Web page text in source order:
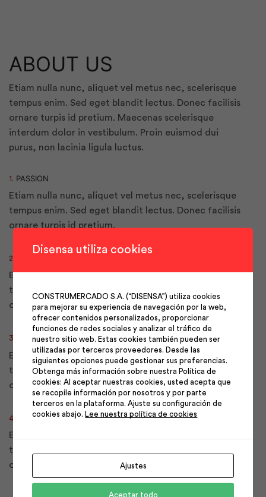
ABOUT US
Etiam nulla nunc, aliquet vel metus nec, scelerisque
tempus enim. Sed eget blandit lectus. Donec facilisis
ornare turpis id pretium. Maecenas scelerisque
interdum dolor in vestibulum. Proin euismod dui
purus, non lacinia ligula luctus.
1. PASSION
Etiam nulla nunc, aliquet vel metus nec, scelerisque
tempus enim. Sed eget blandit lectus. Donec facilisis
ornare turpis id pretium.
2.
Etiam nulla nunc, aliquet vel metus nec, scelerisque
tempus enim. Sed eget blandit lectus. Donec facilisis
ornare turpis id pretium.
3.
PRECISION
Etiam nulla nunc, aliquet vel metus nec, scelerisque
tempus enim. Sed eget blandit lectus. Donec facilisis
ornare turpis id pretium.
4.
INSPIRATION
Etiam nulla nunc, aliquet vel metus nec, scelerisque
tempus enim. Sed eget blandit lectus. Donec facilisis
ornare turpis id pretium.
Disensa utiliza cookies
CONSTRUMERCADO S.A. (“DISENSA”) utiliza cookies
para mejorar su experiencia de navegación por la web,
ofrecer contenidos personalizados, proporcionar
funciones de redes sociales y analizar el tráfico de
nuestro sitio web. Estas cookies también pueden ser
utilizadas por terceros proveedores. Desde las
siguientes opciones puede gestionar sus preferencias.
Obtenga más información sobre nuestra Política de
cookies: Al aceptar nuestras cookies, usted acepta que
se recopile información por nosotros y por parte
terceros en la plataforma. Ajuste su configuración de
cookies abajo. Lee nuestra política de cookies
Ajustes
Aceptar todo